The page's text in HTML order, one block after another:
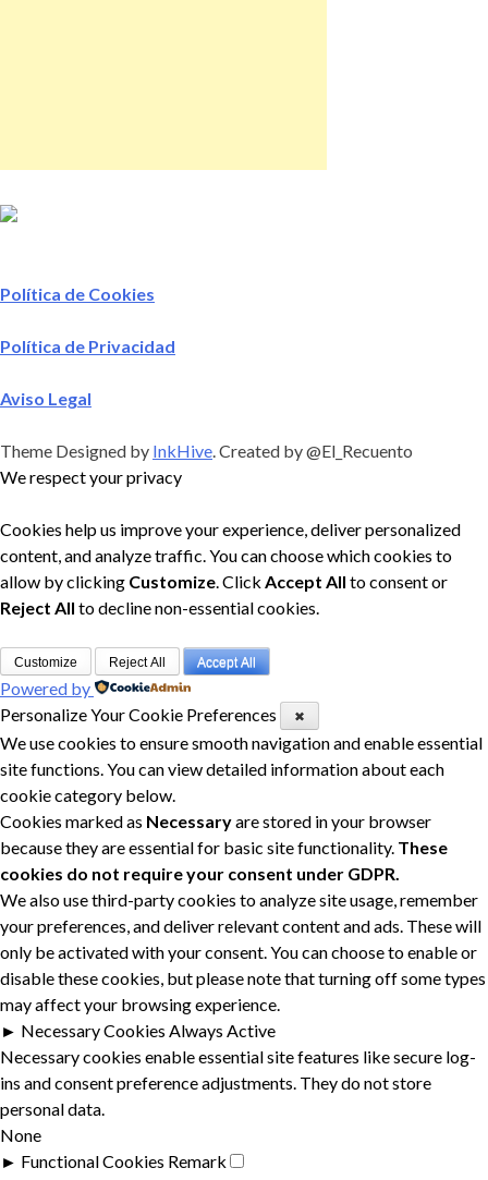
Política de Cookies
Política de Privacidad
Aviso Legal
Theme Designed by InkHive.Created by @El_Recuento
We respect your privacy
Cookies help us improve your experience, deliver personalized
content, and analyze traffic. You can choose which cookies to
allow by clicking Customize. Click Accept All to consent or
Reject All to decline non-essential cookies.
Customize Reject All Accept All
Powered by
Personalize Your Cookie Preferences
✖
We use cookies to ensure smooth navigation and enable essential
site functions. You can view detailed information about each
cookie category below.
Cookies marked as Necessaryare stored in your browser
because they are essential for basic site functionality. These
cookies do not require your consent under GDPR.
We also use third-party cookies to analyze site usage, remember
your preferences, and deliver relevant content and ads. These will
only be activated with your consent. You can choose to enable or
disable these cookies, but please note that turning off some types
may affect your browsing experience.
► Necessary Cookies Always Active
Necessary cookies enable essential site features like secure log-
ins and consent preference adjustments. They do not store
personal data.
None
► Functional Cookies Remark